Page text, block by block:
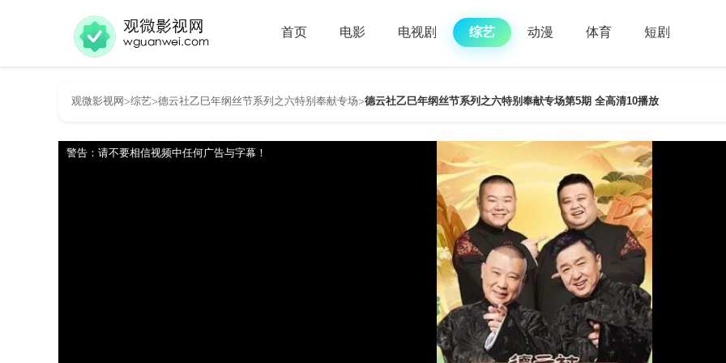
首页 电影 电视剧 综艺 动漫 体育 短剧
观微影视网>综艺>德云社乙巳年纲丝节系列之六特别奉献专场>德云社乙巳年纲丝节系列之六特别奉献专场第5期 全高清10播放
警告：请不要相信视频中任何广告与字幕！